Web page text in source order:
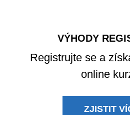
VÝHODY
Registrujte se a
online
ZJISTIT